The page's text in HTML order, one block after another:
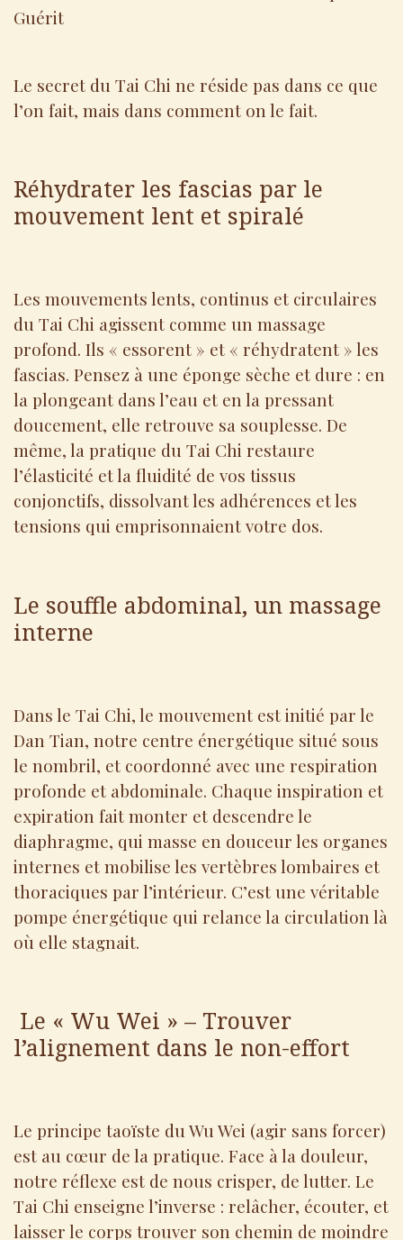
Guérit
Le secret du Tai Chi ne réside pas dans ce que
l’on fait, mais dans comment on le fait.
Réhydrater les fascias par le
mouvement lent et spiralé
Les mouvements lents, continus et circulaires
du Tai Chi agissent comme un massage
profond. Ils « essorent » et « réhydratent » les
fascias. Pensez à une éponge sèche et dure : en
la plongeant dans l’eau et en la pressant
doucement, elle retrouve sa souplesse. De
même, la pratique du Tai Chi restaure
l’élasticité et la fluidité de vos tissus
conjonctifs, dissolvant les adhérences et les
tensions qui emprisonnaient votre dos.
Le souffle abdominal, un massage
interne
Dans le Tai Chi, le mouvement est initié par le
Dan Tian, notre centre énergétique situé sous
le nombril, et coordonné avec une respiration
profonde et abdominale. Chaque inspiration et
expiration fait monter et descendre le
diaphragme, qui masse en douceur les organes
internes et mobilise les vertèbres lombaires et
thoraciques par l’intérieur. C’est une véritable
pompe énergétique qui relance la circulation là
où elle stagnait.
Le « Wu Wei » – Trouver
l’alignement dans le non-effort
Le principe taoïste du Wu Wei (agir sans forcer)
est au cœur de la pratique. Face à la douleur,
notre réflexe est de nous crisper, de lutter. Le
Tai Chi enseigne l’inverse : relâcher, écouter, et
laisser le corps trouver son chemin de moindre